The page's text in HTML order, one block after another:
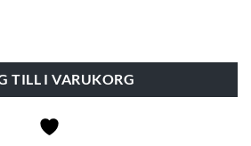
TILL I VARUKORG